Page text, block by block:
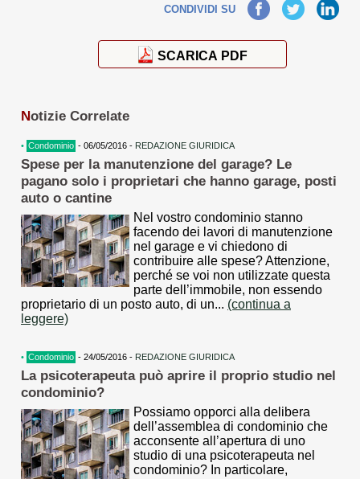
CONDIVIDI SUFacebook TwitterLinkedIn
SCARICA PDF
Notizie Correlate
• Condominio - 06/05/2016 - REDAZIONE GIURIDICA
Spese per la manutenzione del garage? Le
pagano solo i proprietari che hanno garage, posti
auto o cantine
Nel vostro condominio stanno
facendo dei lavori di manutenzione
nel garage e vi chiedono di
contribuire alle spese? Attenzione,
perché se voi non utilizzate questa
parte dell’immobile, non essendo
proprietario di un posto auto, di un... (continua a
leggere)
• Condominio - 24/05/2016 - REDAZIONE GIURIDICA
La psicoterapeuta può aprire il proprio studio nel
condominio?
Possiamo opporci alla delibera
dell’assemblea di condominio che
acconsente all’apertura di uno
studio di una psicoterapeuta nel
condominio? In particolare,